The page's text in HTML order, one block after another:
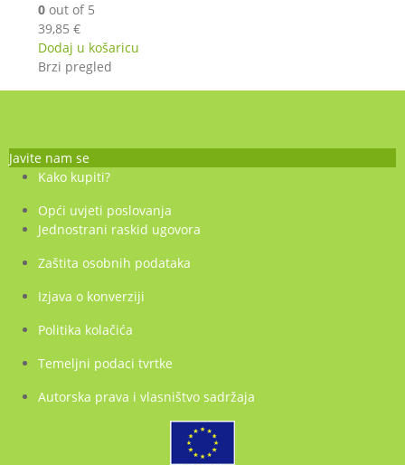
0 out of 5
39,85 €
Dodaj u košaricu
Brzi pregled
Javite nam se
Kako kupiti?
Opći uvjeti poslovanja
Jednostrani raskid ugovora
Zaštita osobnih podataka
Izjava o konverziji
Politika kolačića
Temeljni podaci tvrtke
Autorska prava i vlasništvo sadržaja